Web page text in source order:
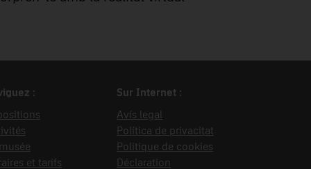
:
musée
et tarifs
Sur Internet :
Avís legal
Política de privacitat
Politique de cookies
Déclaration